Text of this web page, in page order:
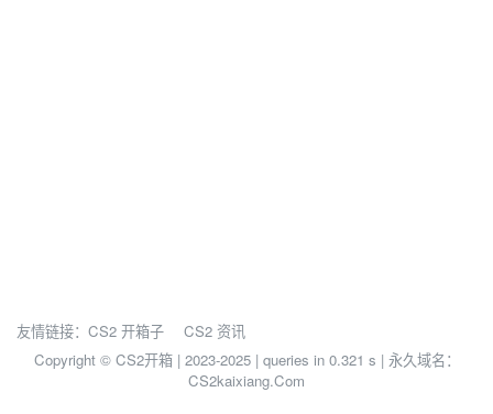
友情链接： CS2 开箱子
CS2 资讯
Copyright © CS2开箱 | 2023-2025 | queries in 0.321 s | 永久域名：
CS2kaixiang.Com